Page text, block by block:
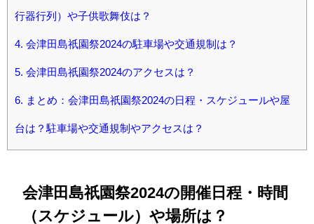
行器行列）や子供歌舞伎は？
4. 会津田島祇園祭2024の駐車場や交通規制は？
5. 会津田島祇園祭2024のアクセスは？
6. まとめ：会津田島祇園祭2024の日程・スケジュールや屋
台は？駐車場や交通規制やアクセスは？
会津田島祇園祭2024の開催日程・時間
（スケジュール）や場所は？